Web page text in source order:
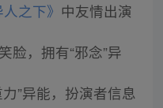
人之下》 中友情出演
脸，拥有“邪念”异
”异能，扮演者信息